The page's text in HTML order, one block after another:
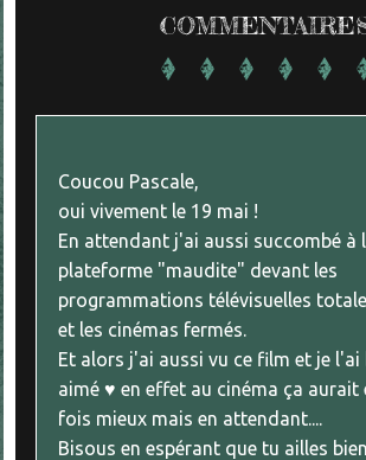
Coucou Pascale,
oui vivement le 19 mai !
En attendant j'ai aussi succombé à
plateforme "maudite" devant les
programmations télévisuelles
et les cinémas fermés.
Et alors j'ai aussi vu ce film et je l'ai
aimé ♥ en effet au cinéma ça aurait
fois mieux mais en attendant....
Bisous en espérant que tu ailles